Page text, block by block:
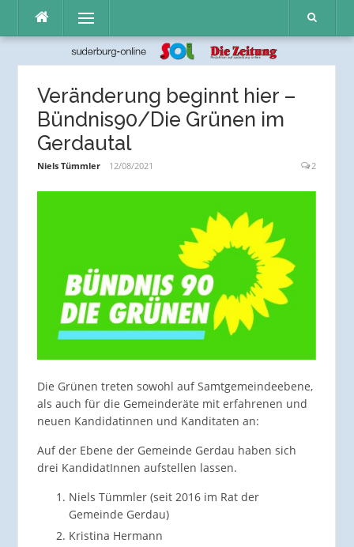
Inhalt
Menü
Veränderung beginnt hier –
Bündnis90/Die Grünen im
Gerdautal
Niels Tümmler 12/08/2021 2
Die Grünen treten sowohl auf Samtgemeindeebene,
als auch für die Gemeinderäte mit erfahrenen und
neuen Kandidatinnen und Kanditaten an:
Auf der Ebene der Gemeinde Gerdau haben sich
drei KandidatInnen aufstellen lassen.
Niels Tümmler (seit 2016 im Rat der
Gemeinde Gerdau)
Kristina Hermann